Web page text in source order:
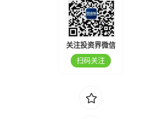
关注投资界微信
扫码关注